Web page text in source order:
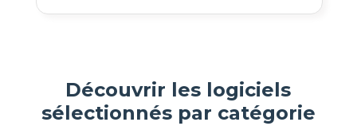
Découvrir les logiciels
sélectionnés par catégorie